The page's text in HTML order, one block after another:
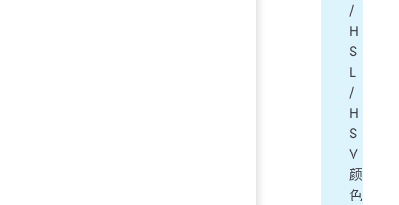
/
H
S
L
/
H
S
V
颜
色